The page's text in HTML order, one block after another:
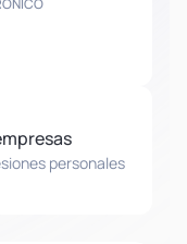
personales